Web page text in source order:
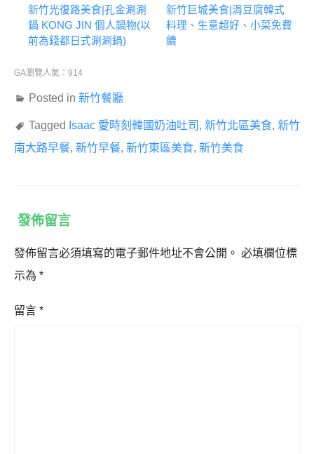
新竹光復路美食|孔金涮涮
鍋 KONG JIN 個人鍋物(以
前為錢都日式涮涮鍋)
新竹巨城美食|涓豆腐韓式
料理、生意超好、小菜免費
續
GA瀏覽人氣：914
Posted in 新竹餐廳
Tagged Isaac 愛時刻韓國奶油吐司 , 新竹北區美食, 新竹
南大路早餐, 新竹早餐, 新竹東區美食, 新竹美食
發佈留言
發佈留言必須填寫的電子郵件地址不會公開。 必填欄位標
示為 *
留言 *